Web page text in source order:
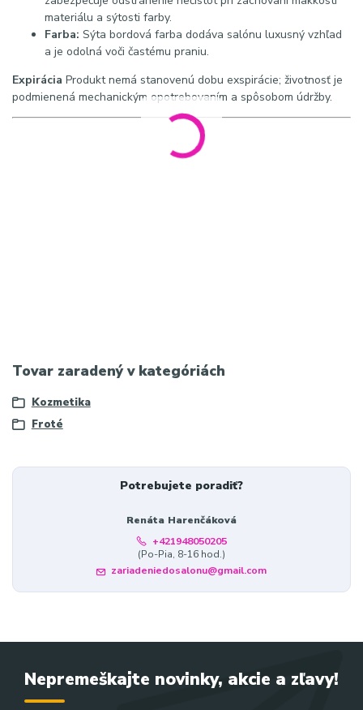
materiálu a sýtosti farby.
Farba: Sýta bordová farba dodáva salónu luxusný vzhľad
a je odolná voči častému praniu.
Expirácia Produkt nemá stanovenú dobu exspirácie; životnosť je
podmienená mechanickým opotrebovaním a spôsobom údržby.
Perex a meta popis: Bordová froté kozmetická čelenka s
praktickým suchým zipsom pre maximálne pohodlie počas
Tovar zaradený v kategóriách
Kozmetika
Froté
Potrebujete poradiť?
Renáta Harenčáková
+421948050205
(Po-Pia, 8-16 hod.)
zariadeniedosalonu@gmail.com
Nepremeškajte novinky, akcie a zľavy!